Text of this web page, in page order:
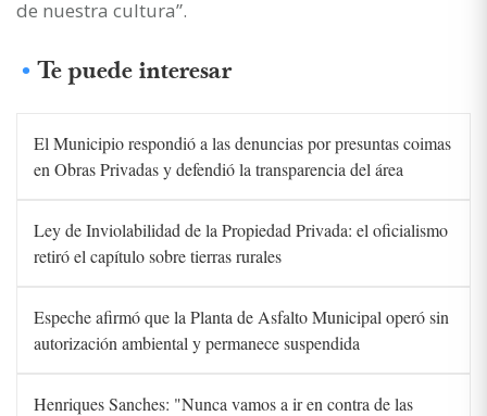
de nuestra cultura”.
Te puede interesar
El Municipio respondió a las denuncias por presuntas coimas
en Obras Privadas y defendió la transparencia del área
Ley de Inviolabilidad de la Propiedad Privada: el oficialismo
retiró el capítulo sobre tierras rurales
Espeche afirmó que la Planta de Asfalto Municipal operó sin
autorización ambiental y permanece suspendida
Henriques Sanches: "Nunca vamos a ir en contra de las